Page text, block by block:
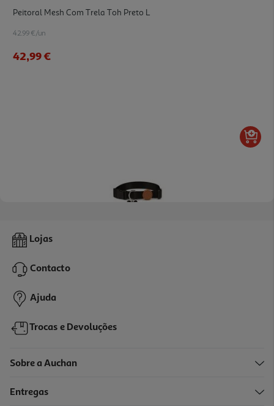
Peitoral Mesh Com Trela Toh Preto L
42.99 €/un
42,99 €
Coleira + Chapinha Id Toh Preto L
14,99 €
Lojas
Contacto
Ajuda
Trocas e Devoluções
Sobre a Auchan
Entregas